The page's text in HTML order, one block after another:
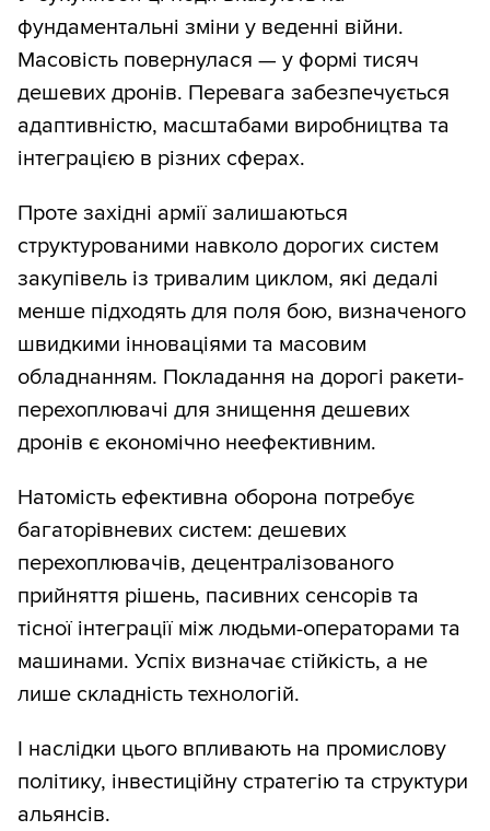
фундаментальні зміни у веденні війни.
Масовість повернулася — у формі тисяч
дешевих дронів. Перевага забезпечується
адаптивністю, масштабами виробництва та
інтеграцією в різних сферах.
Проте західні армії залишаються
структурованими навколо дорогих систем
закупівель із тривалим циклом, які дедалі
менше підходять для поля бою, визначеного
швидкими інноваціями та масовим
обладнанням. Покладання на дорогі ракети-
перехоплювачі для знищення дешевих
дронів є економічно неефективним.
Натомість ефективна оборона потребує
багаторівневих систем: дешевих
перехоплювачів, децентралізованого
прийняття рішень, пасивних сенсорів та
тісної інтеграції між людьми-операторами та
машинами. Успіх визначає стійкість, а не
лише складність технологій.
І наслідки цього впливають на промислову
політику, інвестиційну стратегію та структури
альянсів.